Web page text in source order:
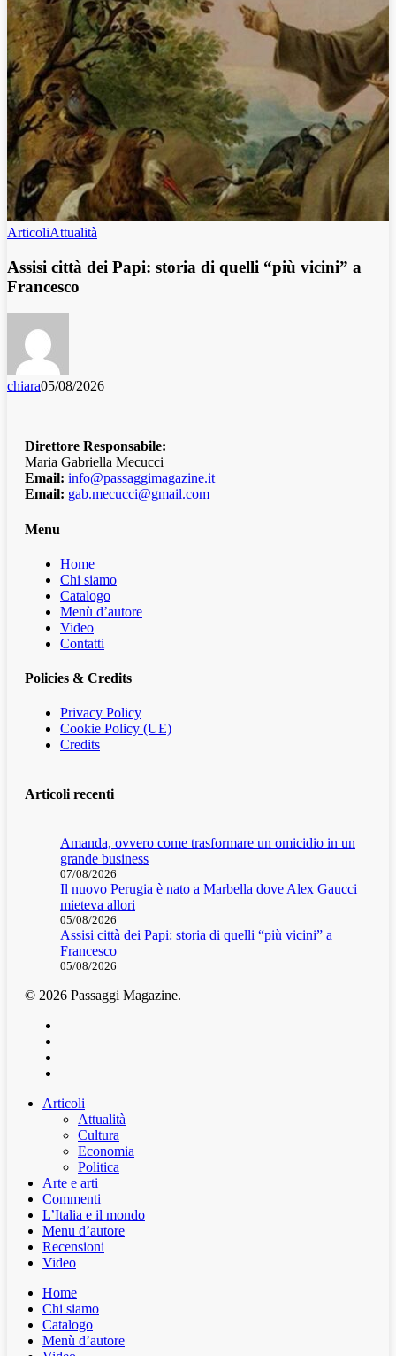
ArticoliAttualità
Assisi città dei Papi: storia di quelli “più vicini” a
Francesco
chiara05/08/2026
Direttore Responsabile:
Maria Gabriella Mecucci
Email: info@passaggimagazine.it
Email: gab.mecucci@gmail.com
Menu
Home
Chi siamo
Catalogo
Menù d’autore
Video
Contatti
Policies & Credits
Privacy Policy
Cookie Policy (UE)
Credits
Articoli recenti
Amanda, ovvero come trasformare un omicidio in un
grande business
07/08/2026
Il nuovo Perugia è nato a Marbella dove Alex Gaucci
mieteva allori
05/08/2026
Assisi città dei Papi: storia di quelli “più vicini” a
Francesco
05/08/2026
© 2026 Passaggi Magazine.
Articoli
Attualità
Cultura
Economia
Politica
Arte e arti
Commenti
L’Italia e il mondo
Menu d’autore
Recensioni
Video
Home
Chi siamo
Catalogo
Menù d’autore